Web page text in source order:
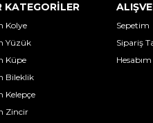
KATEGORİLER
Kolye
Yüzük
Küpe
Bileklik
Kelepçe
Zincir
Sepetim
Sipariş
Hesabım